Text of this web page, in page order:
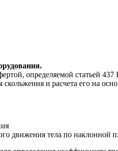
определяемой статьей
и расчета его на
движения тела по наклонной